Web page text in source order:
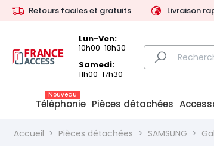
Retours faciles et gratuits Livraison
Lun-Ven:
10h00-18h30
Samedi:
11h00-17h30
Téléphonie
Nouveau
Pièces détachées
Accueil Pièces détachées SAMSUNG